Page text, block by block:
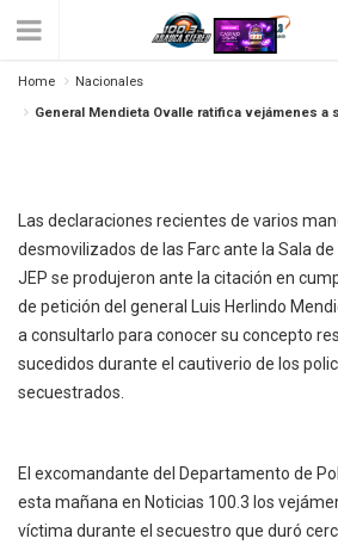
Home
Nacionales
General Mendieta Ovalle ratifica vejámenes a
General Mendieta
Vejámenes A
Las declaraciones recientes de varios
desmovilizados de las Farc ante la Sala
JEP se produjeron ante la citación en
de petición del general Luis Herlindo
a consultarlo para conocer su concepto
sucedidos durante el cautiverio de los
secuestrados.
El excomandante del Departamento de
esta mañana en Noticias 100.3 los
víctima durante el secuestro que duró